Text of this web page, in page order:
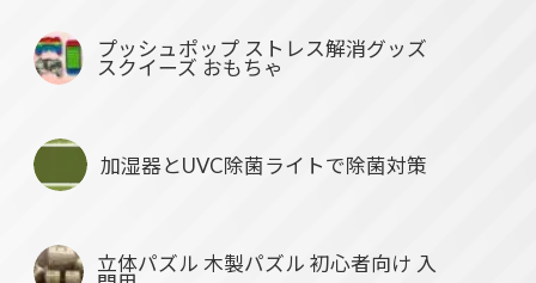
プッシュポップ ストレス解消グッズ
スクイーズ おもちゃ
加湿器とUVC除菌ライトで除菌対策
立体パズル 木製パズル 初心者向け 入